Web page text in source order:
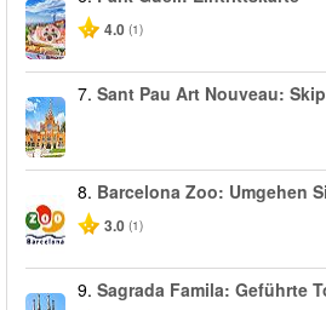
4.0 (1)
7. Sant Pau Art Nouveau:
8. Barcelona Zoo: Umgehen
3.0 (1)
9. Sagrada Famila: Geführte